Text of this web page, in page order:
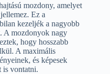
mozdony, amelyet
Ez a
kezeljék a nagyobb
A mozdonyok nagy
hogy hosszabb
A maximális
és képesek
is vontatni.